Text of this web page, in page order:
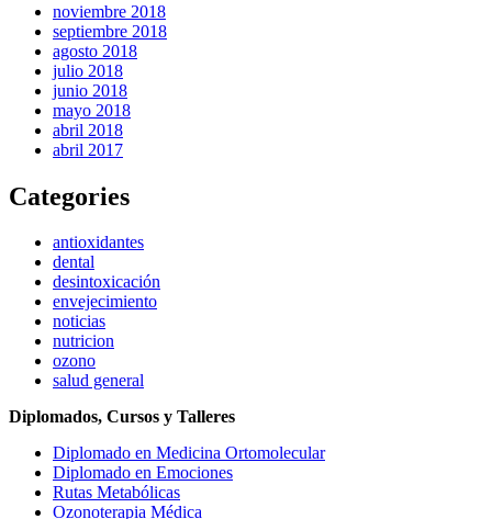
noviembre 2018
septiembre 2018
agosto 2018
julio 2018
junio 2018
mayo 2018
abril 2018
abril 2017
Categories
antioxidantes
dental
desintoxicación
envejecimiento
noticias
nutricion
ozono
salud general
Diplomados, Cursos y Talleres
Diplomado en Medicina Ortomolecular
Diplomado en Emociones
Rutas Metabólicas
Ozonoterapia Médica